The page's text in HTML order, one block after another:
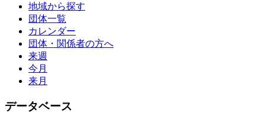
地域から探す
団体一覧
カレンダー
団体・関係者の方へ
来週
今月
来月
データベース